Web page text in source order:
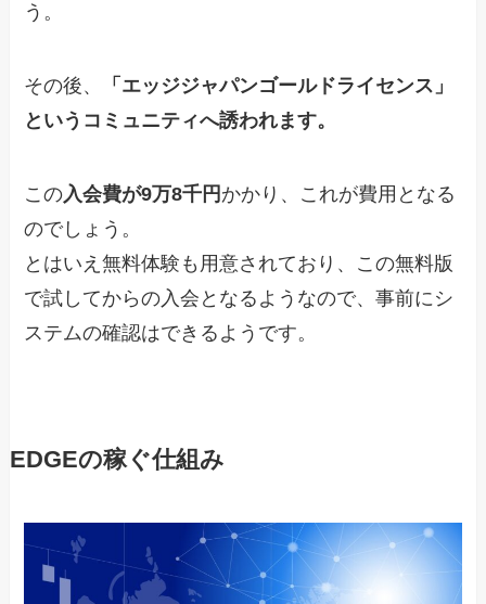
う。
その後、
「エッジジャパンゴールドライセンス」
というコミュニティへ誘われます。
この入会費が9万8千円 かかり、これが費用となる
のでしょう。
とはいえ無料体験も用意されており、この無料版
で試してからの入会となるようなので、事前にシ
ステムの確認はできるようです。
EDGEの稼ぐ仕組み